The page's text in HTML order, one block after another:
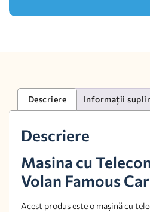
Descriere Informații
Descriere
Masina cu
Volan Famous Car
Acest produs este o mașină cu